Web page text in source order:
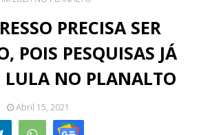
PRECISA SER
POIS PESQUISAS JÁ
LULA NO PLANALTO
Abril 15, 2021